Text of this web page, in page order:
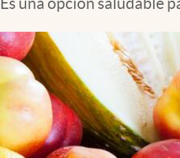
abre en nueva pestaña